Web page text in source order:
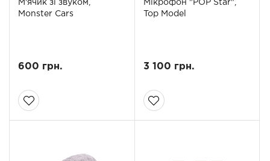
М'ячик зі звуком,
Monster Cars
600 грн.
Мікрофон "POP Star",
Top Model
3 100 грн.